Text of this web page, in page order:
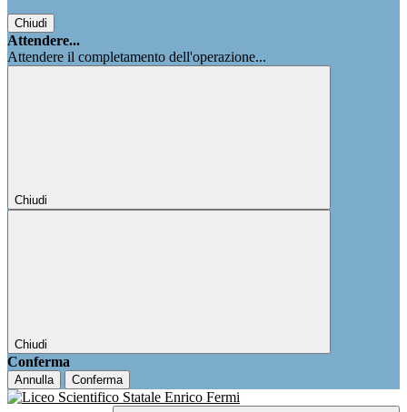
Chiudi
Attendere...
Attendere il completamento dell'operazione...
Chiudi
Chiudi
Conferma
Annulla Conferma